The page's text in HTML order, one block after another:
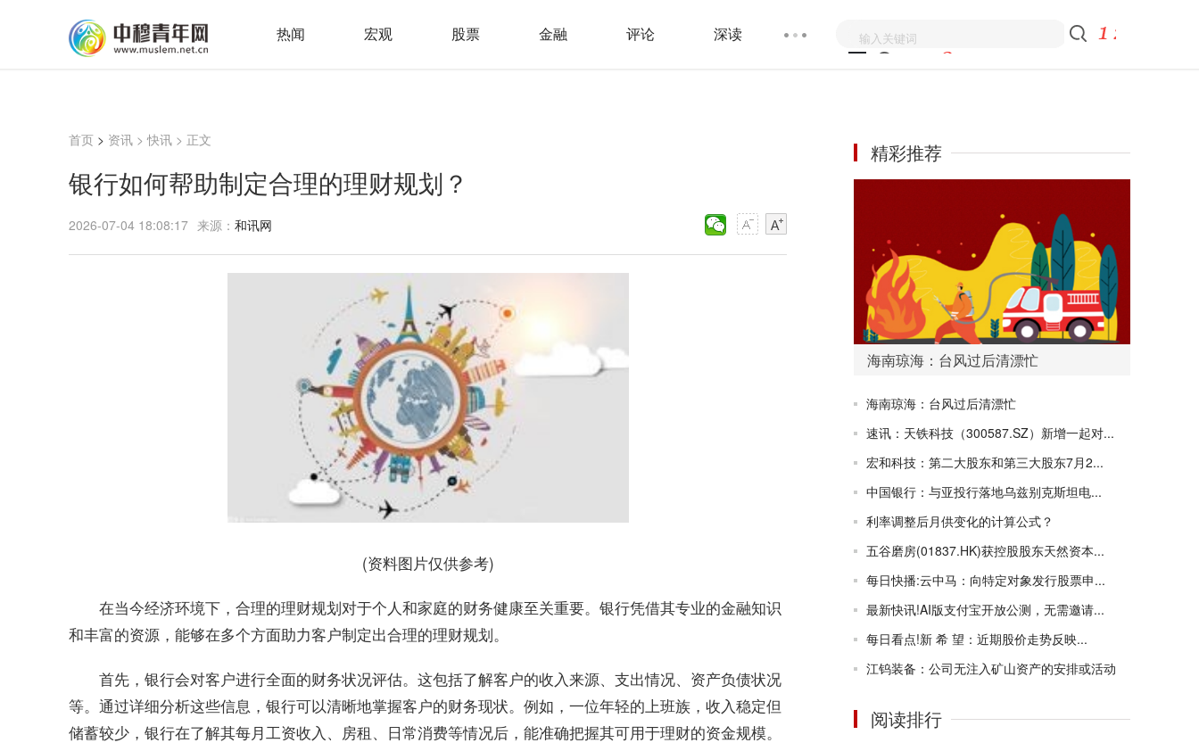
热闻 宏观 股票 金融 评论 深读
首页 > 资讯 >快讯 > 正文
银行如何帮助制定合理的理财规划？
2026-07-04 18:08:17 来源： 和讯网
(资料图片仅供参考)
在当今经济环境下，合理的理财规划对于个人和家庭的财务健康至关重要。银行凭借其专业的金融知识
和丰富的资源，能够在多个方面助力客户制定出合理的理财规划。
首先，银行会对客户进行全面的财务状况评估。这包括了解客户的收入来源、支出情况、资产负债状况
等。通过详细分析这些信息，银行可以清晰地掌握客户的财务现状。例如，一位年轻的上班族，收入稳定但
储蓄较少，银行在了解其每月工资收入、房租、日常消费等情况后，能准确把握其可用于理财的资金规模。
精彩推荐
海南琼海：台风过后清漂忙
海南琼海：台风过后清漂忙
速讯：天铁科技（300587.SZ）新增一起对...
宏和科技：第二大股东和第三大股东7月2...
中国银行：与亚投行落地乌兹别克斯坦电...
利率调整后月供变化的计算公式？
五谷磨房(01837.HK)获控股股东天然资本...
每日快播:云中马：向特定对象发行股票申...
最新快讯!AI版支付宝开放公测，无需邀请...
每日看点!新 希 望：近期股价走势反映...
江钨装备：公司无注入矿山资产的安排或活动
阅读排行